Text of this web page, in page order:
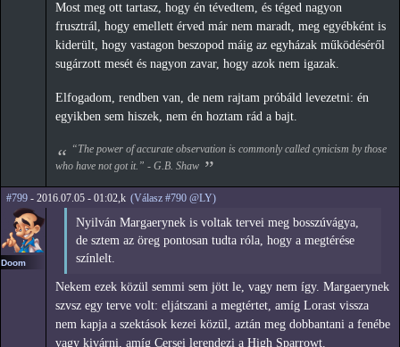
Most meg ott tartasz, hogy én tévedtem, és téged nagyon
frusztrál, hogy emellett érved már nem maradt, meg egyébként is
kiderült, hogy vastagon beszopod máig az egyházak működéséről
sugárzott mesét és nagyon zavar, hogy azok nem igazak.
Elfogadom, rendben van, de nem rajtam próbáld levezetni: én
egyikben sem hiszek, nem én hoztam rád a bajt.
“The power of accurate observation is commonly called cynicism by those
who have not got it.” - G.B. Shaw
#799 - 2016.07.05 - 01:02,k (Válasz #790 @LY)
Doom
Nyilván Margaerynek is voltak tervei meg bosszúvágya,
de sztem az öreg pontosan tudta róla, hogy a megtérése
színlelt.
Nekem ezek közül semmi sem jött le, vagy nem így. Margaerynek
szvsz egy terve volt: eljátszani a megtértet, amíg Lorast vissza
nem kapja a szektások kezei közül, aztán meg dobbantani a fenébe
vagy kivárni, amíg Cersei lerendezi a High Sparrowt.